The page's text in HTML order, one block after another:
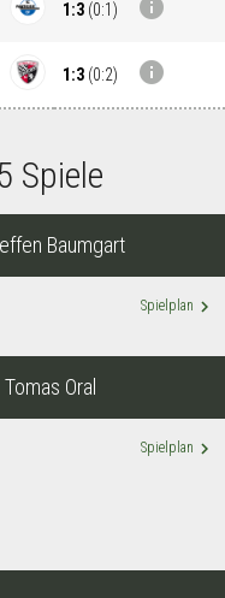
1:3 (0:1 ) info
1:3 (0:2) info
Spiele
Baumgart
Spielplan keyboard_arrow_right
Tomas Oral
Spielplan keyboard_arrow_right